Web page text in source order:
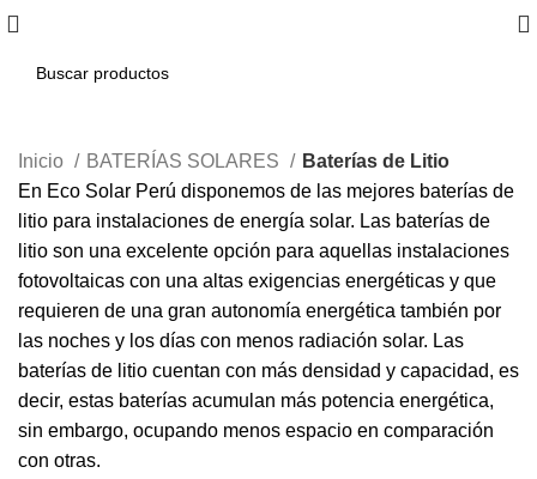
Inicio BATERÍAS SOLARES
Baterías de Litio
En Eco Solar Perú disponemos de las mejores baterías de
litio para instalaciones de energía solar. Las baterías de
litio son una excelente opción para aquellas instalaciones
fotovoltaicas con una altas exigencias energéticas y que
requieren de una gran autonomía energética también por
las noches y los días con menos radiación solar. Las
baterías de litio cuentan con más densidad y capacidad, es
decir, estas baterías acumulan más potencia energética,
sin embargo, ocupando menos espacio en comparación
con otras.